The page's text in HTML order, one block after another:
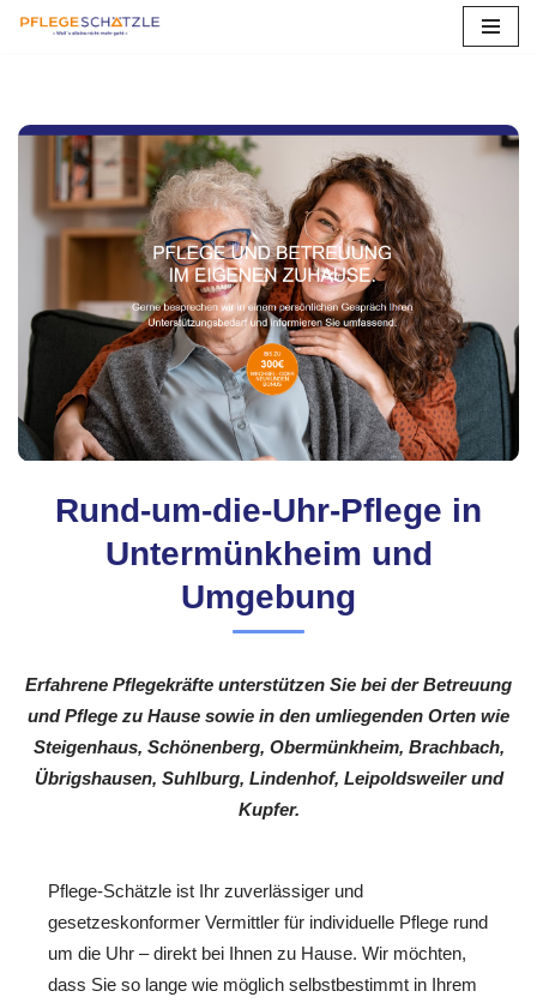
springen
Rund-um-die-Uhr-Pflege in
Untermünkheim und
Umgebung
Erfahrene Pflegekräfte unterstützen Sie bei der Betreuung
und Pflege zu Hause sowie in den umliegenden Orten wie
Steigenhaus, Schönenberg, Obermünkheim, Brachbach,
Übrigshausen, Suhlburg, Lindenhof, Leipoldsweiler und
Kupfer.
Pflege-Schätzle ist Ihr zuverlässiger und
gesetzeskonformer Vermittler für individuelle Pflege rund
um die Uhr – direkt bei Ihnen zu Hause. Wir möchten,
dass Sie so lange wie möglich selbstbestimmt in Ihrem